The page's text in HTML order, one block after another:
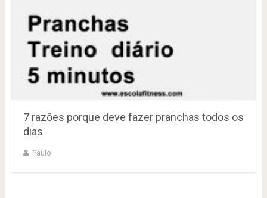
7 razões porque deve fazer pranchas todos os
dias
Paulo